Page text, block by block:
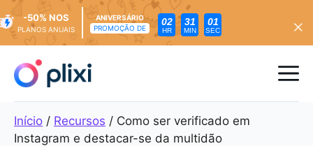
para
conteúdo
-50% NOS
PLANOS ANUAIS
ANIVERSÁRIO
PROMOÇÃO DE
02
HR
31
MIN
00
SEC
Início / Recursos / Como ser verificado em
Instagram e destacar-se da multidão